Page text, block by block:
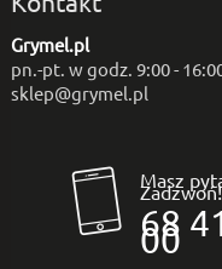
Grymel.pl
pn.-pt. w godz. 9:00 -
sklep@grymel.pl
Masz
Zadzwoń!
68
00